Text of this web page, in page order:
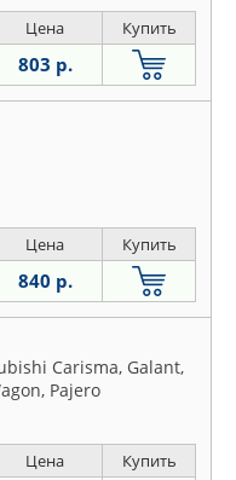
Цена Купить
803 р.
Цена Купить
840 р.
Carisma, Galant,
Pajero
Цена Купить